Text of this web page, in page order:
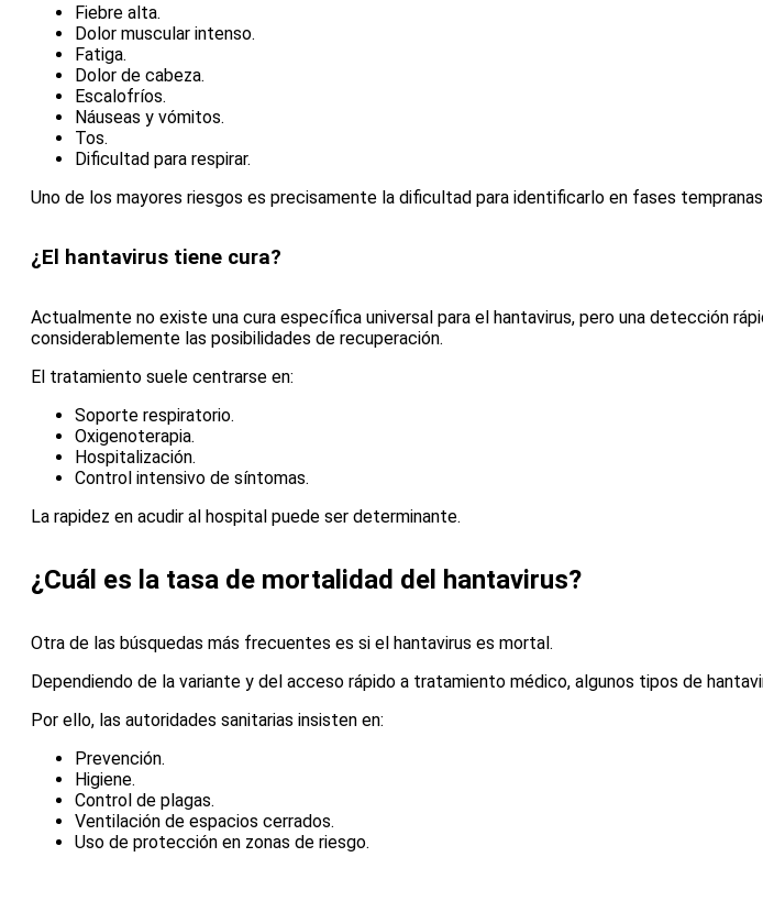
Fiebre alta.
Dolor muscular intenso.
Fatiga.
Dolor de cabeza.
Escalofríos.
Náuseas y vómitos.
Tos.
Dificultad para respirar.
Uno de los mayores riesgos es precisamente la dificultad para identificarlo en fases
¿El hantavirus tiene cura?
Actualmente no existe una cura específica universal para el hantavirus, pero una detección
considerablemente las posibilidades de recuperación.
El tratamiento suele centrarse en:
Soporte respiratorio.
Oxigenoterapia.
Hospitalización.
Control intensivo de síntomas.
La rapidez en acudir al hospital puede ser determinante.
¿Cuál es la tasa de mortalidad del hantavirus?
Otra de las búsquedas más frecuentes es si el hantavirus es mortal.
Dependiendo de la variante y del acceso rápido a tratamiento médico, algunos tipos de
Por ello, las autoridades sanitarias insisten en:
Prevención.
Higiene.
Control de plagas.
Ventilación de espacios cerrados.
Uso de protección en zonas de riesgo.